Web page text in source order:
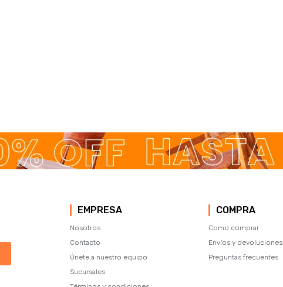
EMPRESA
Nosotros
Contacto
Únete a nuestro equipo
Sucursales
COMPRA
Como comprar
Envíos y devoluciones
Preguntas frecuentes